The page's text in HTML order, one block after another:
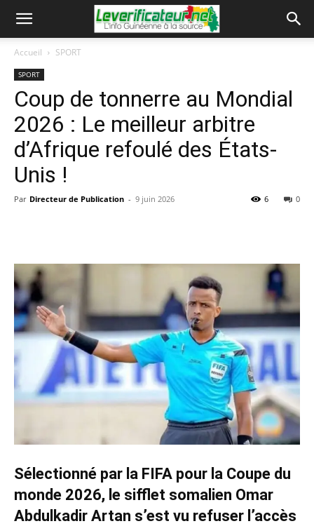
Accueil SPORT
SPORT
Coup de tonnerre au Mondial
2026 : Le meilleur arbitre
d’Afrique refoulé des États-
Unis !
Par Directeur de Publication - 9 juin 2026 0
6
Sélectionné par la FIFA pour la Coupe du
monde 2026, le sifflet somalien Omar
Abdulkadir Artan s’est vu refuser l’accès